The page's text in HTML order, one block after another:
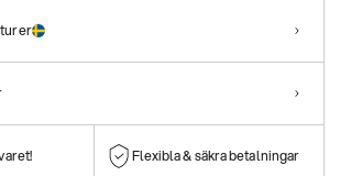
Flexibla & säkra betalningar